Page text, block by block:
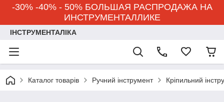
-30% -40% - 50% БОЛЬШАЯ РАСПРОДАЖА НА
ИНСТРУМЕНТАЛЛИКЕ
ІНСТРУМЕНТАЛІКА
Каталог товарів Ручний інструмент Кріпильний